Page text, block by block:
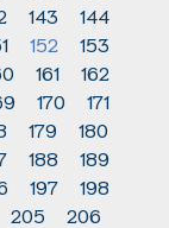
143
144
152
153
161
162
170
171
179
180
188
189
197
198
205
206